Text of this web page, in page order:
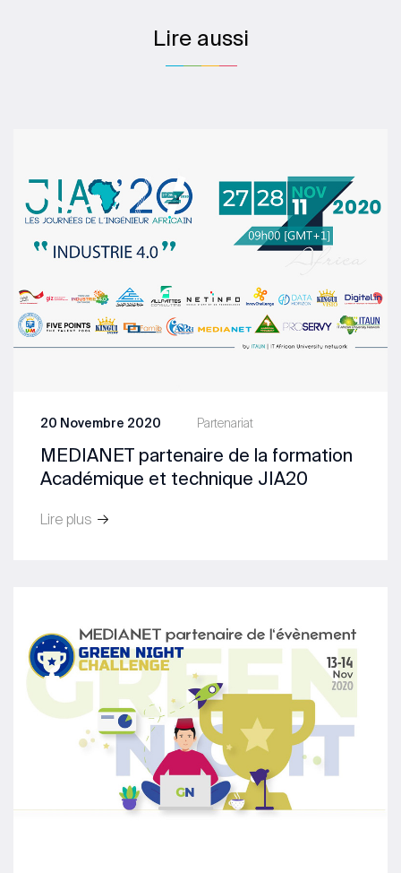
Lire aussi
Partenariat
20 Novembre 2020
MEDIANET partenaire de la formation
Académique et technique JIA20
Lire plus